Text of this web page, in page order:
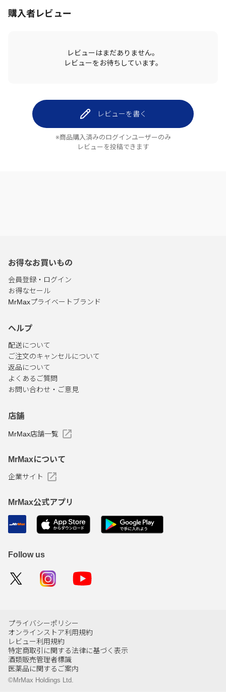
購入者レビュー
レビューはまだありません。
レビューをお待ちしています。
レビューを書く
※商品購入済みのログインユーザーのみ
レビューを投稿できます
お得なお買いもの
会員登録・ログイン
お得なセール
MrMaxプライベートブランド
ヘルプ
配送について
ご注文のキャンセルについて
返品について
よくあるご質問
お問い合わせ・ご意見
店舗
MrMax店舗一覧
MrMaxについて
企業サイト
MrMax公式アプリ
Follow us
プライバシーポリシー
オンラインストア利用規約
レビュー利用規約
特定商取引に関する法律に基づく表示
酒類販売管理者標識
医薬品に関するご案内
©MrMax Holdings Ltd.